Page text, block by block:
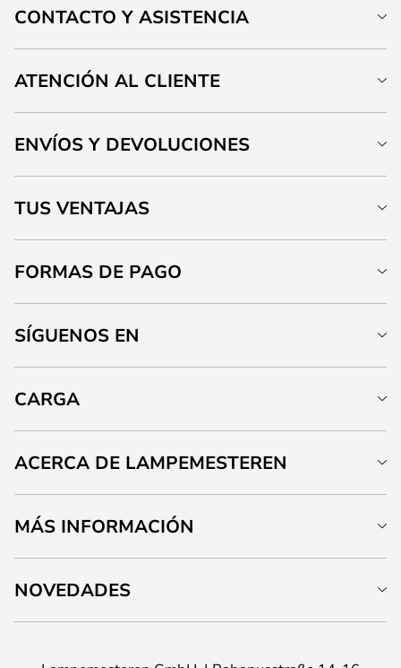
CONTACTO Y ASISTENCIA
ATENCIÓN AL CLIENTE
ENVÍOS Y DEVOLUCIONES
TUS VENTAJAS
FORMAS DE PAGO
SÍGUENOS EN
CARGA
ACERCA DE LAMPEMESTEREN
MÁS INFORMACIÓN
NOVEDADES